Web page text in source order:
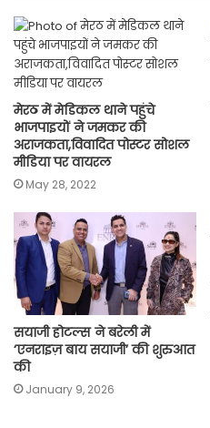
मेरठ में मेडिकल थाने पहुंचे
भाजपाइयों ने जमकर की
अराजकता,विवादित पोस्‍टर सोशल
मीडिया पर वायरल
May 28, 2022
सयाजी होटल्स ने बरेली में
‘एनराइज़ बाय सयाजी’ की शुरुआत
की
January 9, 2026